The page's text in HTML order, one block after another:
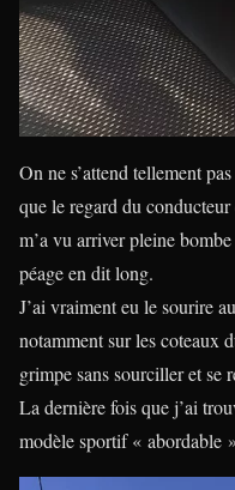
On ne s’attend tellement
que le regard du
m’a vu arriver pleine
péage en dit long.
J’ai vraiment eu le sourire
notamment sur les coteaux
grimpe sans sourciller et se
La dernière fois que j’ai
modèle sportif « abordable